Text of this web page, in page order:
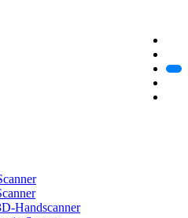
Handscanner